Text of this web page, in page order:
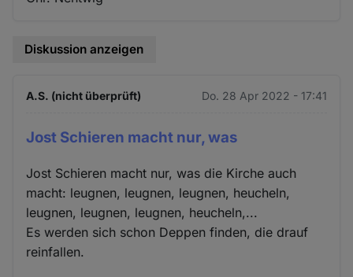
Diskussion anzeigen
A.S. (nicht überprüft) Do. 28 Apr 2022 - 17:41
Jost Schieren macht nur, was
Jost Schieren macht nur, was die Kirche auch
macht: leugnen, leugnen, leugnen, heucheln,
leugnen, leugnen, leugnen, heucheln,...
Es werden sich schon Deppen finden, die drauf
reinfallen.